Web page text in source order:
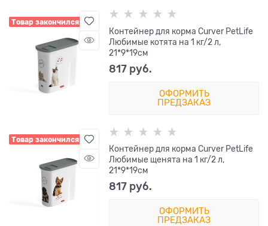
Товар закончился
Контейнер для корма Curver PetLife
Любимые котята на 1 кг/2 л,
21*9*19см
817 руб.
ОФОРМИТЬ
ПРЕДЗАКАЗ
Товар закончился
Контейнер для корма Curver PetLife
Любимые щенята на 1 кг/2 л,
21*9*19см
817 руб.
ОФОРМИТЬ
ПРЕДЗАКАЗ